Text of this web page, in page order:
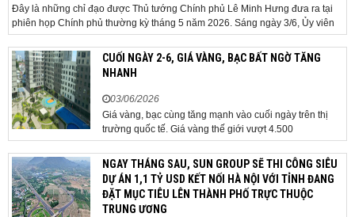
Đây là những chỉ đạo được Thủ tướng Chính phủ Lê Minh Hưng đưa ra tại
phiên họp Chính phủ thường kỳ tháng 5 năm 2026. Sáng ngày 3/6, Ủy viên
Bộ Chính trị, Bí thư Đảng ủy Chính phủ, Thủ tướng Chính phủ Lê Minh Hưng
đã chủ trì phiên họp Chính phủ thường...CUỐI NGÀY 2-6, GIÁ VÀNG, BẠC BẤT NGỜ TĂNG
NHANH
03/06/2026
Giá vàng, bạc cùng tăng mạnh vào cuối ngày trên thị
trường quốc tế. Giá vàng thế giới vượt 4.500
USD/ounce. Cuối ngày 2-6, giá vàng hôm nay trên thị
trường quốc tế được giao dịch ở mức 4.520
USD/ounce, tăng khoảng 35 USD/ounce so với buổi
sáng. Trong phiên, có thời điểm giá vàng...
NGAY THÁNG SAU, SUN GROUP SẼ THI CÔNG SIÊU
DỰ ÁN 1,1 TỶ USD KẾT NỐI HÀ NỘI VỚI TỈNH ĐANG
ĐẶT MỤC TIÊU LÊN THÀNH PHỐ TRỰC THUỘC
TRUNG ƯƠNG